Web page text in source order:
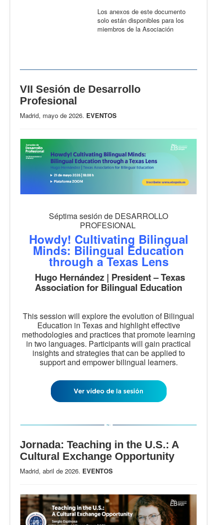
Los anexos de este documento
solo están disponibles para los
miembros de la Asociación
VII Sesión de Desarrollo
Profesional
Madrid, mayo de 2026. EVENTOS
Séptima sesión de DESARROLLO
PROFESIONAL
Howdy! Cultivating Bilingual
Minds: Bilingual Education
through a Texas Lens
Hugo Hernández | President – Texas
Association for Bilingual Education
This session will explore the evolution of Bilingual
Education in Texas and highlight effective
methodologies and practices that promote learning
in two languages. Participants will gain practical
insights and strategies that can be applied to
support and empower bilingual learners.
Jornada: Teaching in the U.S.: A
Cultural Exchange Opportunity
Madrid, abril de 2026. EVENTOS